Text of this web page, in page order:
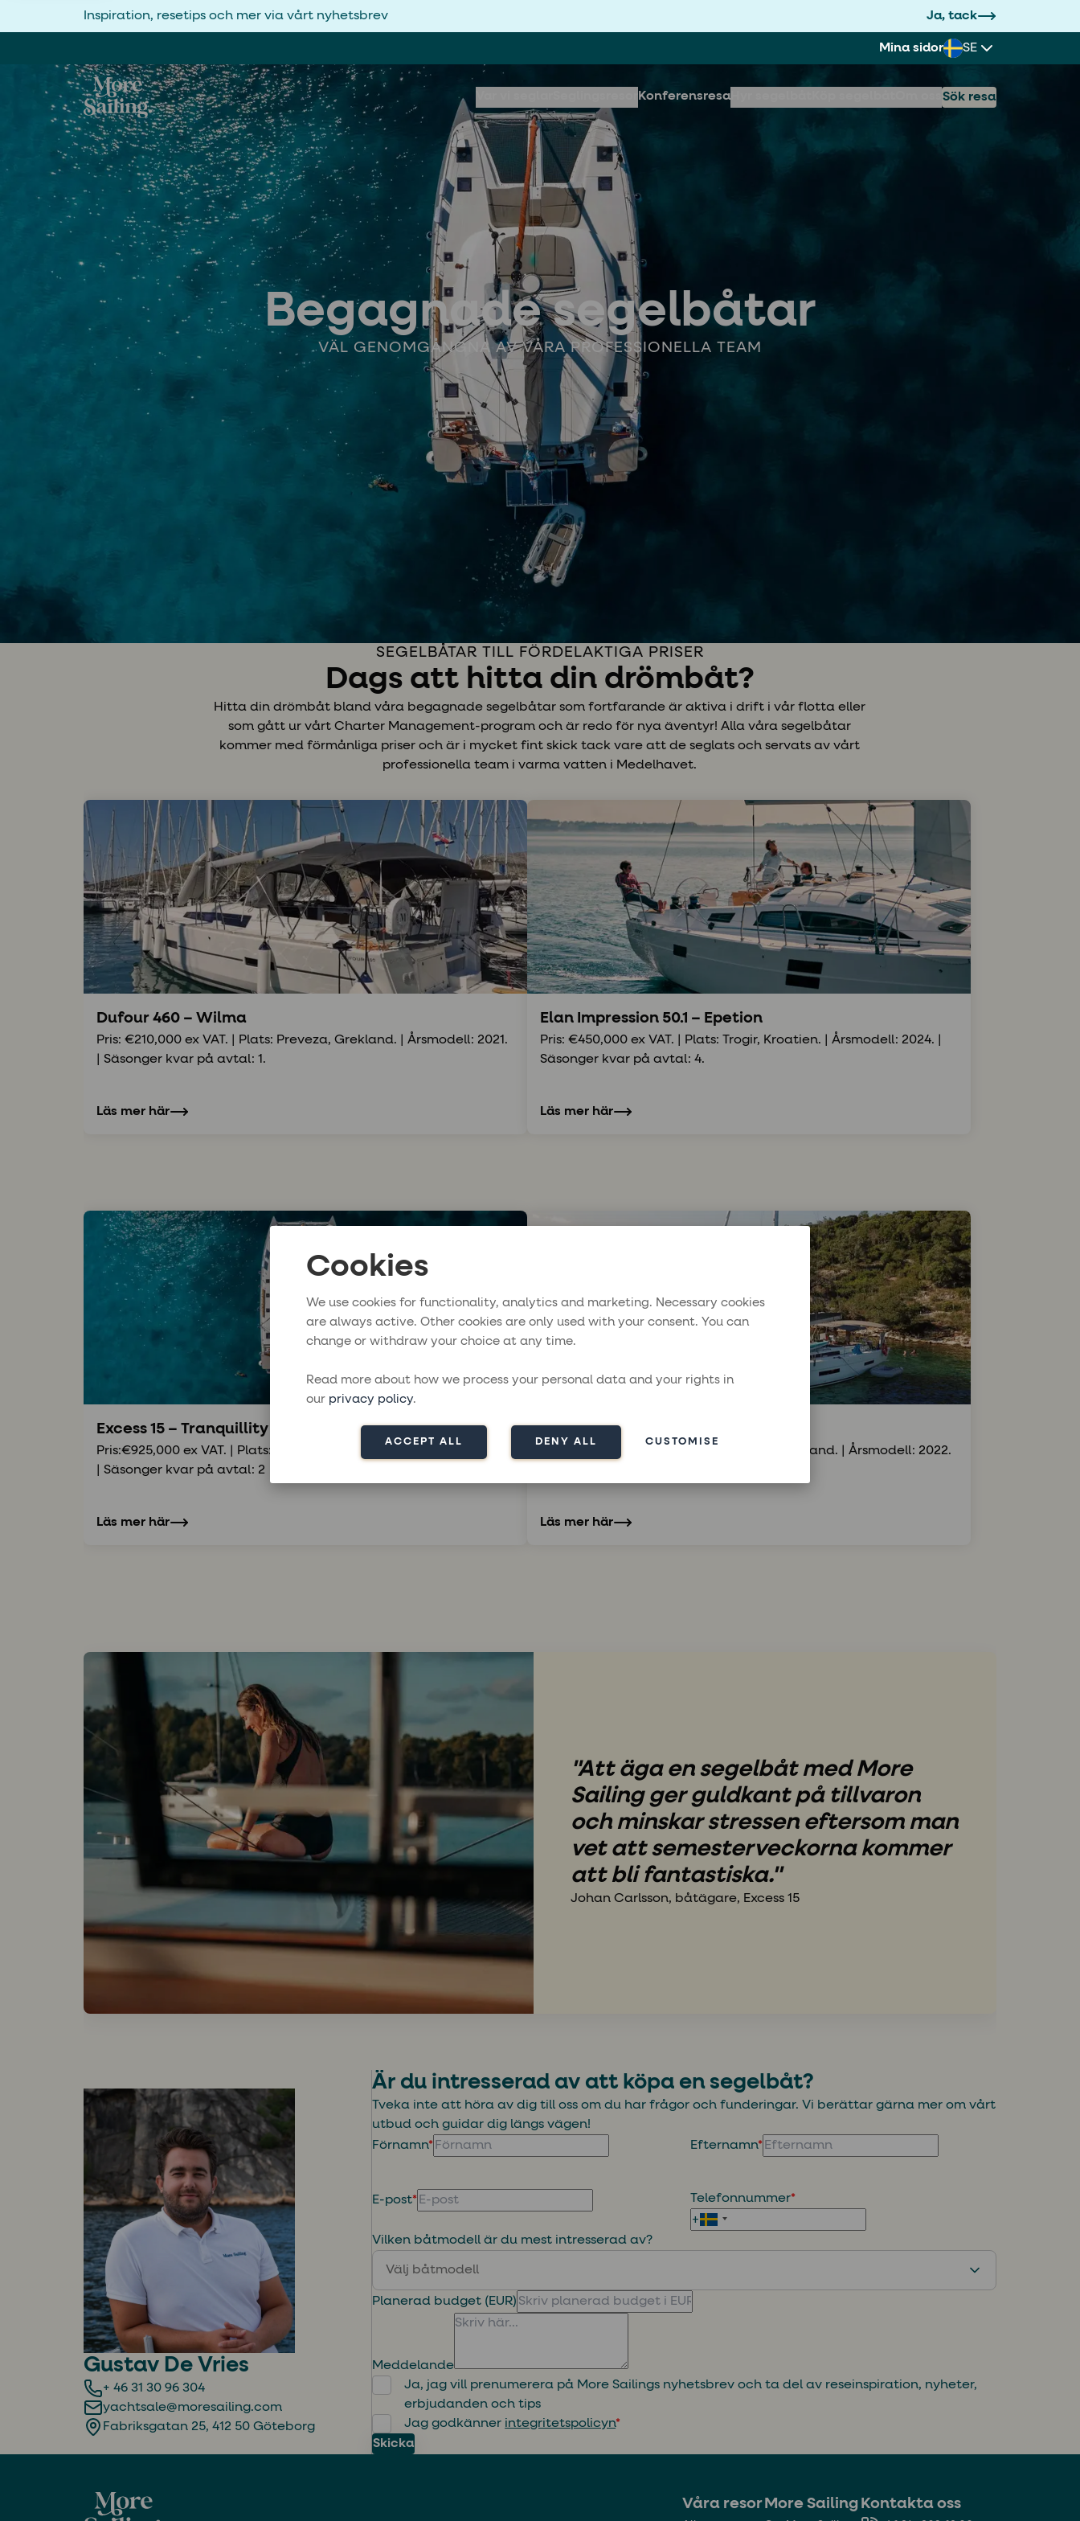
Cookies
We use cookies for functionality, analytics and marketing. Necessary cookies
are always active. Other cookies are only used with your consent. You can
change or withdraw your choice at any time.
Read more about how we process your personal data and your rights in
our privacy policy.
ACCEPT ALL DENY ALL CUSTOMISE
Inspiration, resetips och mer via vårt nyhetsbrev Ja, tack
Mina sidor SE
KonferensresaHyr segelbåt Sök resa
Begagnade segelbåtar
VÄL GENOMGÅNGNA AV VÅRA PROFESSIONELLA TEAM
SEGELBÅTAR TILL FÖRDELAKTIGA PRISER
Dags att hitta din drömbåt?
Hitta din drömbåt bland våra begagnade segelbåtar som fortfarande är aktiva i drift i vår flotta eller
som gått ur vårt Charter Management-program och är redo för nya äventyr! Alla våra segelbåtar
kommer med förmånliga priser och är i mycket fint skick tack vare att de seglats och servats av vårt
professionella team i varma vatten i Medelhavet.
Dufour 460 – Wilma
Pris: €210,000 ex VAT. | Plats: Preveza, Grekland. | Årsmodell: 2021.
| Säsonger kvar på avtal: 1.
Läs mer här
Elan Impression 50.1 – Epetion
Pris: €450,000 ex VAT. | Plats: Trogir, Kroatien. | Årsmodell: 2024. |
Säsonger kvar på avtal: 4.
Läs mer här
Excess 15 – Tranquillity
Pris:€925,000 ex VAT. | Plats: Preveza, Grekland. | Årsmodell: 2022.
| Säsonger kvar på avtal: 2
Läs mer här
Dufour 530 – Astrid
Pris:€359,000 ex VAT. | Plats: Preveza, Grekland. | Årsmodell: 2022.
Läs mer här
"Att äga en segelbåt med More
Sailing ger guldkant på tillvaron
och minskar stressen eftersom man
vet att semesterveckorna kommer
att bli fantastiska."
Johan Carlsson, båtägare, Excess 15
Gustav De Vries
+ 46 31 30 96 304
yachtsale@moresailing.com
Fabriksgatan 25, 412 50 Göteborg
Är du intresserad av att köpa en segelbåt?
Tveka inte att höra av dig till oss om du har frågor och funderingar. Vi berättar gärna mer om vårt
utbud och guidar dig längs vägen!
Förnamn* Efternamn*
E-post* Telefonnummer*
Vilken båtmodell är du mest intresserad av?
Välj båtmodell
Planerad budget (EUR)
Meddelande
Ja, jag vill prenumerera på More Sailings nyhetsbrev och ta del av reseinspiration, nyheter,
erbjudanden och tips
Jag godkänner integritetspolicyn*
Skicka
Våra resor More Sailing Kontakta oss